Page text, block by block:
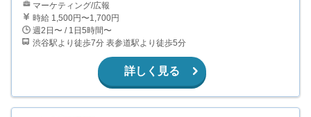
マーケティング/広報
時給 1,500円〜1,700円
週2日〜 / 1日5時間〜
渋谷駅より徒歩7分 表参道駅より徒歩5分
詳しく見る